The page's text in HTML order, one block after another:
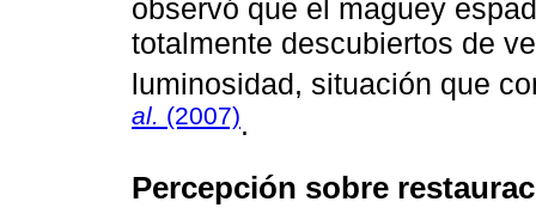
observó que el maguey
totalmente descubiertos de
luminosidad, situación que
al. (2007).
Percepción sobre